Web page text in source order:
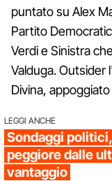
puntato su Alex
Partito
Verdi e Sinistra
Valduga. Outsider
Divina,
LEGGI ANCHE
Sondaggi
peggiore dalle
vantaggio